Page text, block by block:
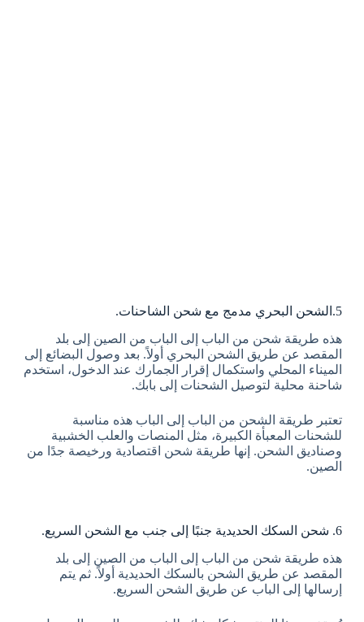
5.الشحن البحري مدمج مع شحن الشاحنات.
هذه طريقة شحن من الباب إلى الباب من الصين إلى بلد
المقصد عن طريق الشحن البحري أولاً. بعد وصول البضائع إلى
الميناء المحلي واستكمال إقرار الجمارك عند الدخول، استخدم
شاحنة محلية لتوصيل الشحنات إلى بابك.
تعتبر طريقة الشحن من الباب إلى الباب هذه مناسبة
للشحنات المعبأة الكبيرة، مثل المنصات والعلب الخشبية
وصناديق الشحن. إنها طريقة شحن اقتصادية ورخيصة جدًا من
الصين.
6. شحن السكك الحديدية جنبًا إلى جنب مع الشحن السريع.
هذه طريقة شحن من الباب إلى الباب من الصين إلى بلد
المقصد عن طريق الشحن بالسكك الحديدية أولاً. ثم يتم
إرسالها إلى الباب عن طريق الشحن السريع.